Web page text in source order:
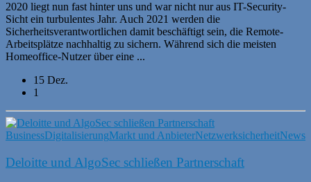
2020 liegt nun fast hinter uns und war nicht nur aus IT-Security-
Sicht ein turbulentes Jahr. Auch 2021 werden die
Sicherheitsverantwortlichen damit beschäftigt sein, die Remote-
Arbeitsplätze nachhaltig zu sichern. Während sich die meisten
Homeoffice-Nutzer über eine ...
15 Dez.
1
BusinessDigitalisierungMarkt und AnbieterNetzwerksicherheitNews
Deloitte und AlgoSec schließen Partnerschaft